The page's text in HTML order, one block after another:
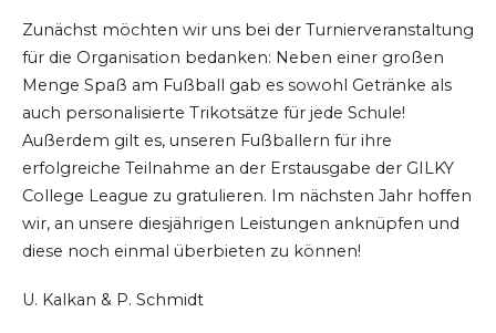
Zunächst möchten wir uns bei der Turnierveranstaltung
für die Organisation bedanken: Neben einer großen
Menge Spaß am Fußball gab es sowohl Getränke als
auch personalisierte Trikotsätze für jede Schule!
Außerdem gilt es, unseren Fußballern für ihre
erfolgreiche Teilnahme an der Erstausgabe der GILKY
College League zu gratulieren. Im nächsten Jahr hoffen
wir, an unsere diesjährigen Leistungen anknüpfen und
diese noch einmal überbieten zu können!
U. Kalkan & P. Schmidt